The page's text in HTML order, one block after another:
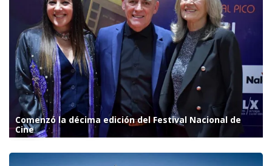
Comenzó la décima edición del Festival Nacional de
Cine